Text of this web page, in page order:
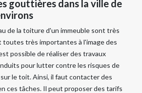
gouttières dans la ville de
de la toiture d'un immeuble sont très
toutes très importantes à l'image des
possible de réaliser des travaux
pour lutter contre les risques de
le toit. Ainsi, il faut contacter des
ces tâches. Il peut proposer des tarifs